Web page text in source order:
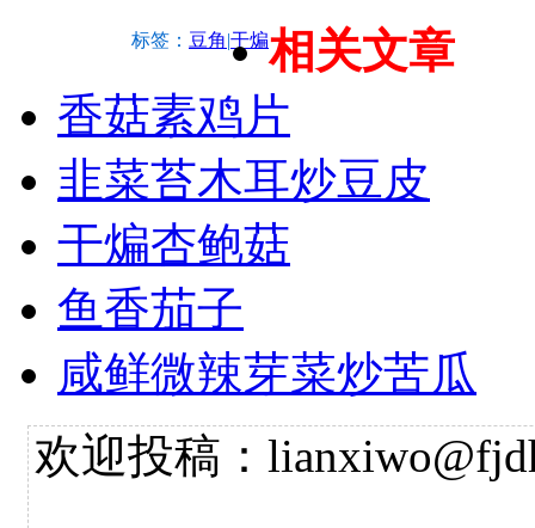
标签： 豆角|干煸相关文章
香菇素鸡片
韭菜苔木耳炒豆皮
干煸杏鲍菇
鱼香茄子
咸鲜微辣芽菜炒苦瓜
欢迎投稿：